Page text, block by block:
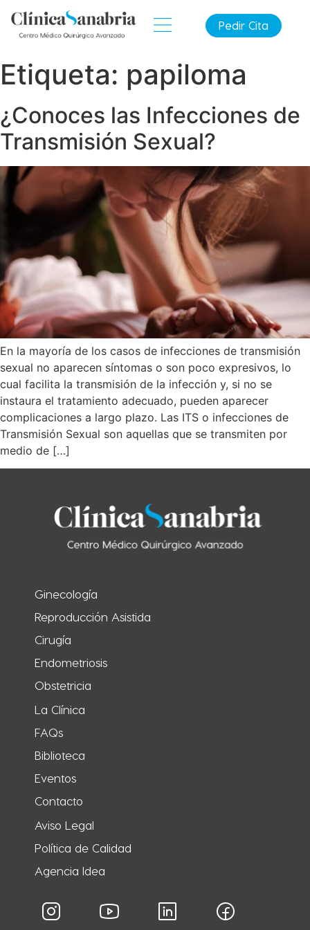
Pedir Cita
Etiqueta: papiloma
¿Conoces las Infecciones de
Transmisión Sexual?
En la mayoría de los casos de infecciones de transmisión
sexual no aparecen síntomas o son poco expresivos, lo
cual facilita la transmisión de la infección y, si no se
instaura el tratamiento adecuado, pueden aparecer
complicaciones a largo plazo. Las ITS o infecciones de
Transmisión Sexual son aquellas que se transmiten por
medio de […]
Ginecología
Reproducción Asistida
Cirugía
Endometriosis
Obstetricia
La Clínica
FAQs
Biblioteca
Eventos
Contacto
Aviso Legal
Política de Calidad
Agencia Idea